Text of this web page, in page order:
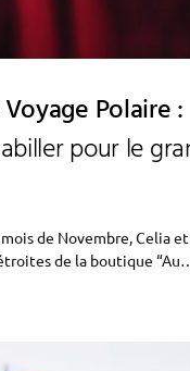
Polaire :
pour le
de Novembre, Celia
de la boutique